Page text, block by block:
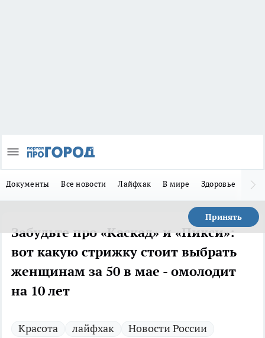
Документы Все новости Лайфхак В мире Здоровье
Принять
Забудьте про «Каскад» и «Пикси»:
вот какую стрижку стоит выбрать
женщинам за 50 в мае - омолодит
на 10 лет
Красота лайфхак Новости России